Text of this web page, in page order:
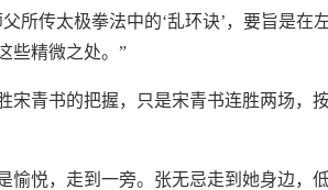
所传太极拳法中的‘乱环诀’，要旨是在
些精微之处。”
宋青书的把握，只是宋青书连胜两场，
愉悦，走到一旁。张无忌走到她身边，